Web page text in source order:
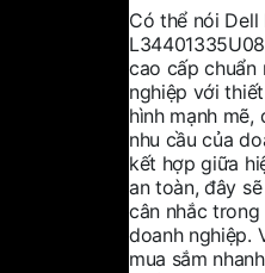
Có thể nói Dell
cao cấp chuẩn
nghiệp với
hình mạnh
nhu cầu của
kết hợp giữa
an toàn, đây
cân nhắc
doanh nghiệp.
mua sắm